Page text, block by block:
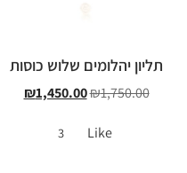
תליון יהלומים שלוש כוסות
₪1,750.00
₪1,450.00
Like
3